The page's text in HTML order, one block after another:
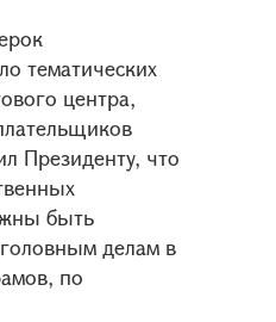
тематических
центра,
Президенту, что
быть
делам в
по